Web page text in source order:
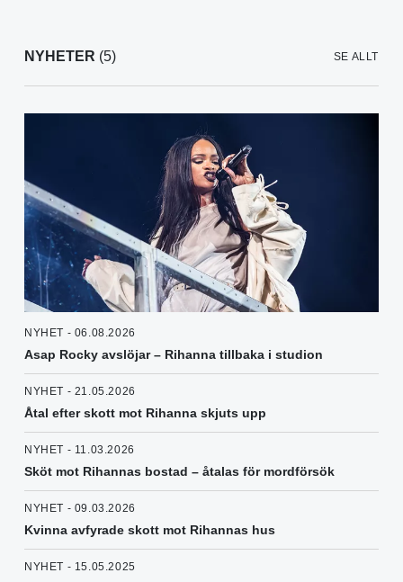
NYHETER (5) SE ALLT
NYHET - 06.08.2026
Asap Rocky avslöjar – Rihanna tillbaka i studion
NYHET - 21.05.2026
Åtal efter skott mot Rihanna skjuts upp
NYHET - 11.03.2026
Sköt mot Rihannas bostad – åtalas för mordförsök
NYHET - 09.03.2026
Kvinna avfyrade skott mot Rihannas hus
NYHET - 15.05.2025